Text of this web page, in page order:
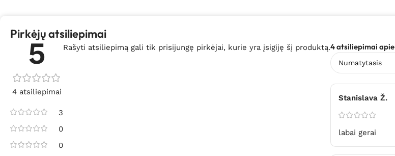
Pirkėjų atsiliepimai
5
4 atsiliepimai
3
0
0
4 atsiliepimai apie
Stanislava Ž.
labai gerai
Rašyti atsiliepimą gali tik prisijungę pirkėjai, kurie yra įsigiję šį produktą.